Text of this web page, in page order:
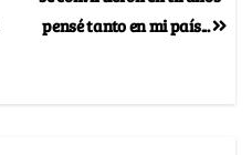
pensé tanto en mi país...